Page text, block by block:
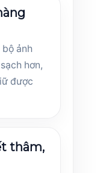
ảnh
hơn,
được
thâm,